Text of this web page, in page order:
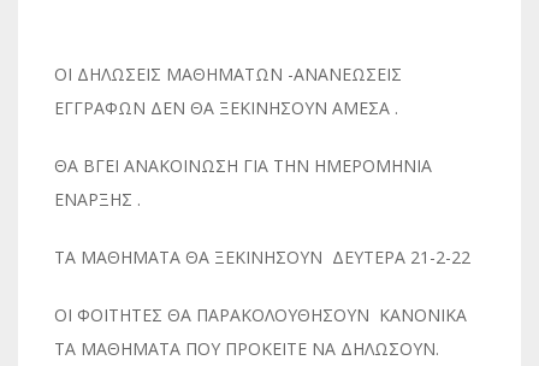
ΟΙ ΔΗΛΩΣΕΙΣ ΜΑΘΗΜΑΤΩΝ -ΑΝΑΝΕΩΣΕΙΣ
ΕΓΓΡΑΦΩΝ ΔΕΝ ΘΑ ΞΕΚΙΝΗΣΟΥΝ ΑΜΕΣΑ .
ΘΑ ΒΓΕΙ ΑΝΑΚΟΙΝΩΣΗ ΓΙΑ ΤΗΝ ΗΜΕΡΟΜΗΝΙΑ
ΕΝΑΡΞΗΣ .
ΤΑ ΜΑΘΗΜΑΤΑ ΘΑ ΞΕΚΙΝΗΣΟΥΝ ΔΕΥΤΕΡΑ 21-2-22
ΟΙ ΦΟΙΤΗΤΕΣ ΘΑ ΠΑΡΑΚΟΛΟΥΘΗΣΟΥΝ ΚΑΝΟΝΙΚΑ
ΤΑ ΜΑΘΗΜΑΤΑ ΠΟΥ ΠΡΟΚΕΙΤΕ ΝΑ ΔΗΛΩΣΟΥΝ.